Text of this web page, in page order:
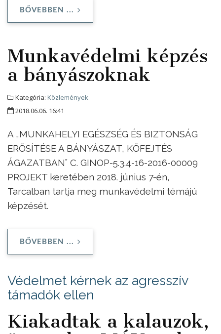
BŐVEBBEN ...
Munkavédelmi képzés
a bányászoknak
Kategória: Közlemények
2018.06.06. 16:41
A „MUNKAHELYI EGÉSZSÉG ÉS BIZTONSÁG
ERŐSÍTÉSE A BÁNYÁSZAT, KŐFEJTÉS
ÁGAZATBAN” C. GINOP-5.3.4-16-2016-00009
PROJEKT keretében 2018. június 7-én,
Tarcalban tartja meg munkavédelmi témájú
képzését.
BŐVEBBEN ...
Védelmet kérnek az agresszív
támadók ellen
Kiakadtak a kalauzok,